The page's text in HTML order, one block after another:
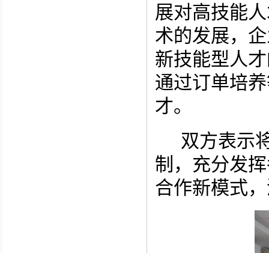
展对高技能
术的发展，
新技能型人
通过订单培
才。
双方表示
制，充分发
合作新模式